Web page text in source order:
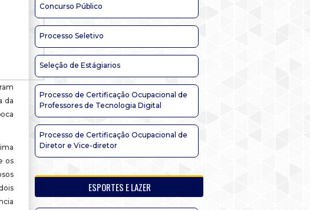
da
os
Concurso Público
Processo Seletivo
Seleção de Estágiarios
Processo de Certificação Ocupacional de
Professores de Tecnologia Digital
Processo de Certificação Ocupacional de
Diretor e Vice-diretor
ESPORTES E LAZER